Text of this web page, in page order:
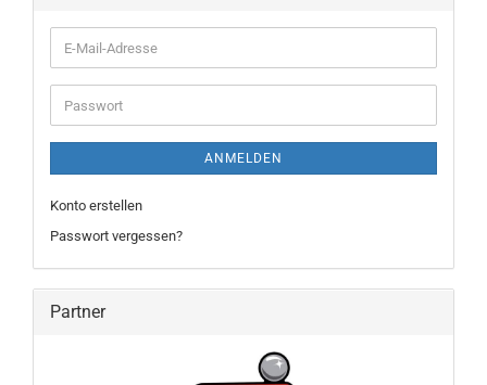
E-
Mail-
Adresse
Passwort
ANMELDEN
Konto erstellen
Passwort vergessen?
Partner